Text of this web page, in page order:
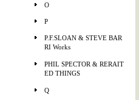
O
P
P.F.SLOAN & STEVE BAR
RI Works
PHIL SPECTOR & RERAIT
ED THINGS
Q